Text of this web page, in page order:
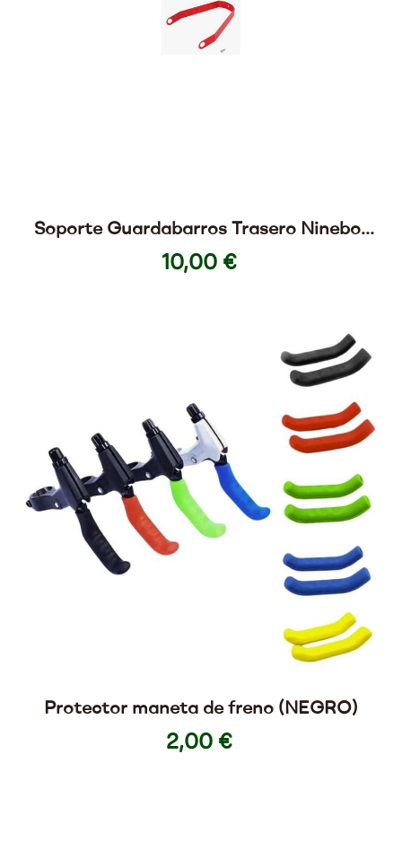
Soporte Guardabarros Trasero Ninebot
MAX G30
10,00 €
Protector maneta de freno (NEGRO)
2,00 €